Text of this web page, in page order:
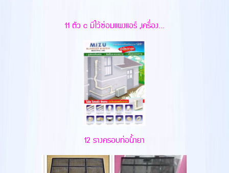
11 ตัว c มีไว้ซ่อมแผงแอร์ ,เครื่อง...
12 รางครอบท่อน้ำยา